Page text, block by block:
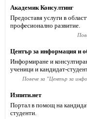
Академик Консултинг
Предоставя услуги в
професионално развитие.
Център за информация и
Информиране и
ученици и кандидат-
Повече за "Център за
Изпити.нет
Портал в помощ на
студенти.